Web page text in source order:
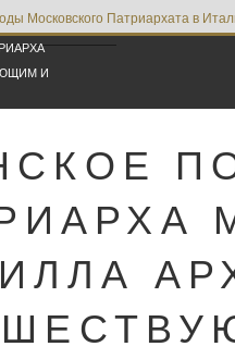
Московского Патриархата в
И